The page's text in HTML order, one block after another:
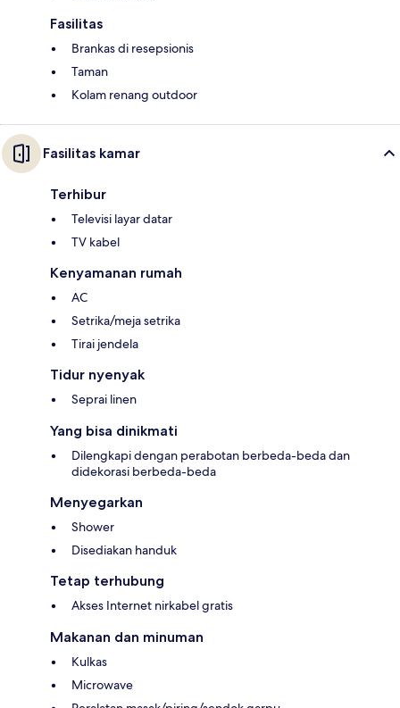
Fasilitas
Brankas di resepsionis
Taman
Kolam renang outdoor
Fasilitas kamar
Terhibur
Televisi layar datar
TV kabel
Kenyamanan rumah
AC
Setrika/meja setrika
Tirai jendela
Tidur nyenyak
Seprai linen
Yang bisa dinikmati
Dilengkapi dengan perabotan berbeda-beda dan
didekorasi berbeda-beda
Menyegarkan
Shower
Disediakan handuk
Tetap terhubung
Akses Internet nirkabel gratis
Makanan dan minuman
Kulkas
Microwave